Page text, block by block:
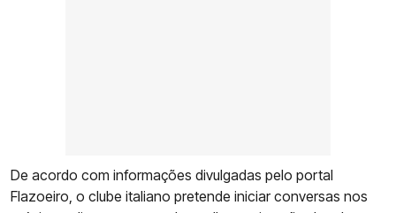
De acordo com informações divulgadas pelo portal
Flazoeiro, o clube italiano pretende iniciar conversas nos